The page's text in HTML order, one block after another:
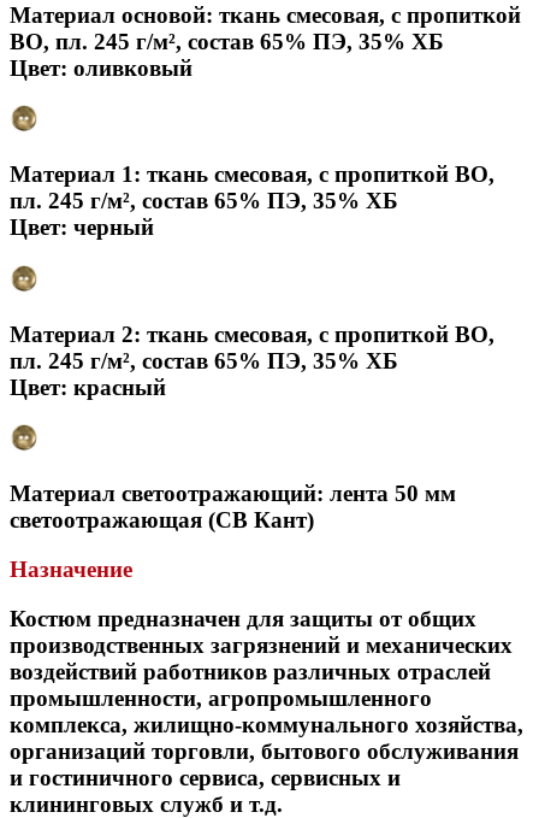
Материал основой: ткань смесовая, с пропиткой
ВО, пл. 245 г/м², состав 65% ПЭ, 35% ХБ
Цвет: оливковый
Материал 1: ткань смесовая, с пропиткой ВО,
пл. 245 г/м², состав 65% ПЭ, 35% ХБ
Цвет: черный
Материал 2: ткань смесовая, с пропиткой ВО,
пл. 245 г/м², состав 65% ПЭ, 35% ХБ
Цвет: красный
Материал светоотражающий: лента 50 мм
светоотражающая (СВ Кант)
Назначение
Костюм предназначен для защиты от общих
производственных загрязнений и механических
воздействий работников различных отраслей
промышленности, агропромышленного
комплекса, жилищно-коммунального хозяйства,
организаций торговли, бытового обслуживания
и гостиничного сервиса, сервисных и
клининговых служб и т.д.